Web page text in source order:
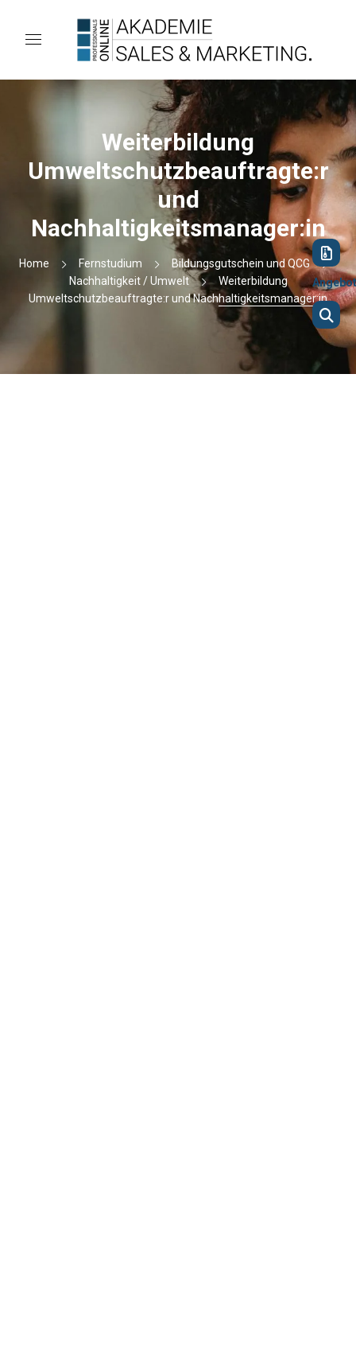
Weiterbildung
Umweltschutzbeauftragte:r
und
Nachhaltigkeitsmanager:in
Home Fernstudium
Bildungsgutschein und QCG
Nachhaltigkeit / Umwelt
Weiterbildung
Umweltschutzbeauftragte:r und Nachhaltigkeitsmanager:in
Angebot